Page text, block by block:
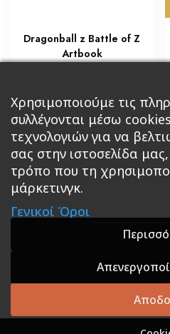
Dragonball z Battle of Z
Artbook
Διαβάστε περισσότερα
Κεντρική Βιβλία
Roleplaying Games
Σε Προσφορά
A theme by
Χρησιμοποιούμε τις
συλλέγονται μέσω
τεχνολογιών για να
σας στην ιστοσελίδα
τρόπο που τη
μάρκετινγκ.
Γενικοί Όροι